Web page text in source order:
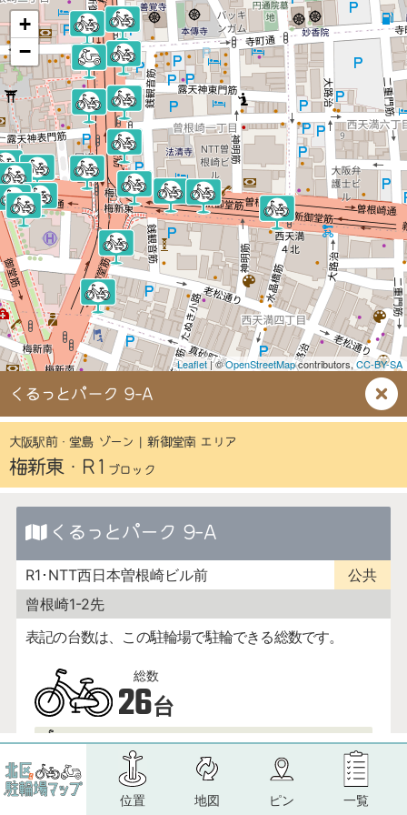
+
−
Leaflet| ©OpenStreetMapcontributors, CC-BY-SA
くるっとパーク 9-A
位置 地図 ピン 一覧